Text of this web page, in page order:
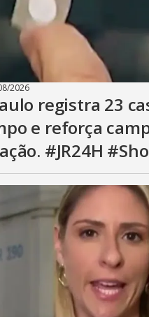
2026
registra 23
e reforça
#JR24H